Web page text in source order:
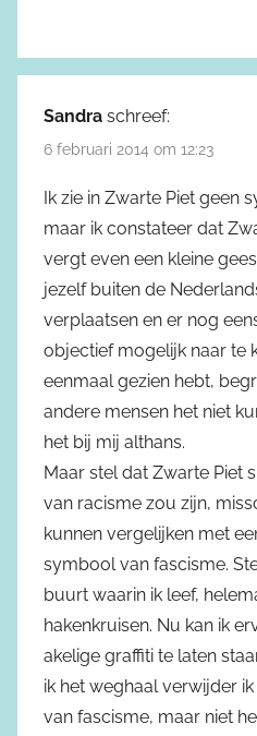
Sandra schreef:
6 februari 2014 om 12:23
Ik zie in Zwarte Piet geen
maar ik constateer dat
vergt even een kleine
jezelf buiten de
verplaatsen en er nog
objectief mogelijk naar te
eenmaal gezien hebt,
andere mensen het niet
het bij mij althans.
Maar stel dat Zwarte Piet
van racisme zou zijn,
kunnen vergelijken met
symbool van fascisme.
buurt waarin ik leef,
hakenkruisen. Nu kan ik
akelige graffiti te laten
ik het weghaal verwijder
van fascisme, maar niet